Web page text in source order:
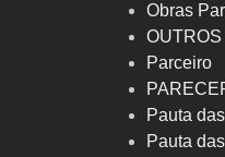
Obras
OUTROS
Parceiro
Pauta
Pauta